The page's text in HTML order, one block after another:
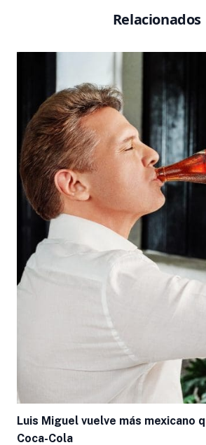
Relacionados
Luis Miguel vuelve más mexicano
Coca-Cola